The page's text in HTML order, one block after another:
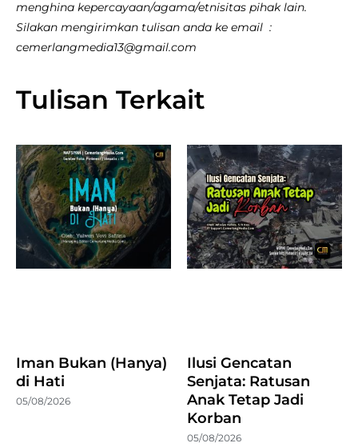
menghina kepercayaan/agama/etnisitas pihak lain.
Silakan mengirimkan tulisan anda ke email :
cemerlangmedia13@gmail.com
Tulisan Terkait
Iman Bukan (Hanya)
di Hati
05/08/2026
Ilusi Gencatan
Senjata: Ratusan
Anak Tetap Jadi
Korban
05/08/2026